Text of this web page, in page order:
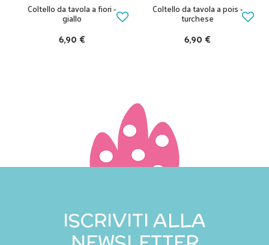
Coltello da tavola a fiori -
giallo
6,90 €
Coltello da tavola a pois -
turchese
6,90 €
ISCRIVITI ALLA